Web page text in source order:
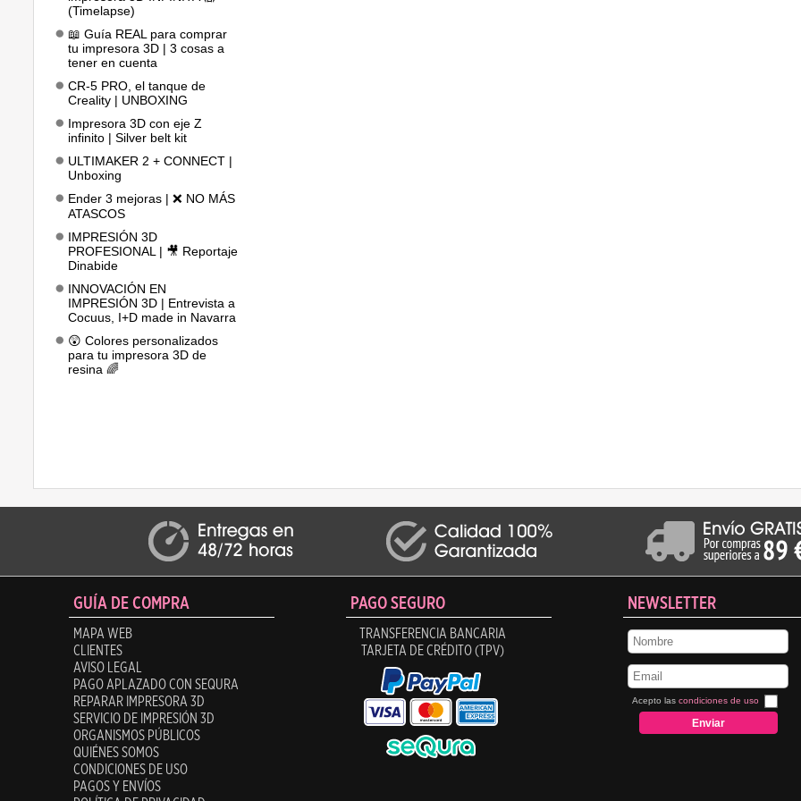
(Timelapse)
📖 Guía REAL para comprar
tu impresora 3D | 3 cosas a
tener en cuenta
CR-5 PRO, el tanque de
Creality | UNBOXING
Impresora 3D con eje Z
infinito | Silver belt kit
ULTIMAKER 2 + CONNECT |
Unboxing
Ender 3 mejoras | ❌ NO MÁS
ATASCOS
IMPRESIÓN 3D
PROFESIONAL | 🎥 Reportaje
Dinabide
INNOVACIÓN EN
IMPRESIÓN 3D | Entrevista a
Cocuus, I+D made in Navarra
😲 Colores personalizados
para tu impresora 3D de
resina 🌈
GUÍA DE COMPRA
MAPA WEB
CLIENTES
AVISO LEGAL
PAGO APLAZADO CON SEQURA
REPARAR IMPRESORA 3D
SERVICIO DE IMPRESIÓN 3D
ORGANISMOS PÚBLICOS
QUIÉNES SOMOS
CONDICIONES DE USO
PAGOS Y ENVÍOS
PAGO SEGURO
TRANSFERENCIA BANCARIA
TARJETA DE CRÉDITO (TPV)
NEWSLETTER
Acepto las condiciones de uso